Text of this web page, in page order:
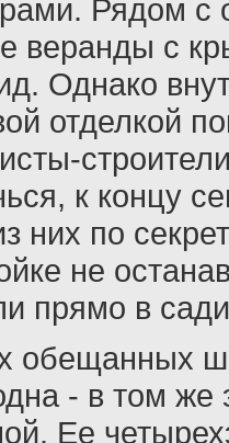
Рядом с
веранды с
Однако
отделкой
к концу
них по
не
прямо в
обещанных
- в том же
Ее